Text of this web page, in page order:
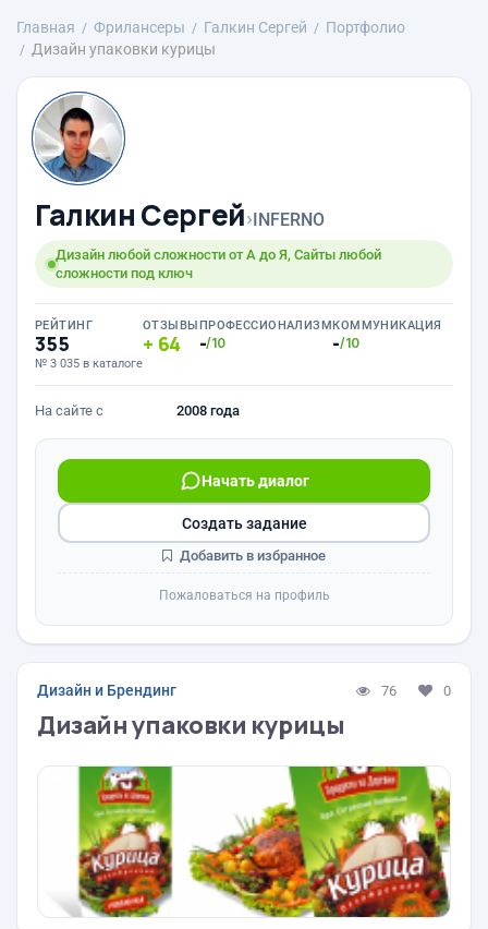
Главная Фрилансеры Галкин Сергей
Портфолио
Дизайн упаковки курицы
Галкин Сергей›INFERNO
Дизайн любой сложности от А до Я, Сайты любой
сложности под ключ
РЕЙТИНГ
355
№ 3 035 в каталоге
ОТЗЫВЫ
64
ПРОФЕССИОНАЛИЗМ
-/10
КОММУНИКАЦИЯ
-/10
На сайте с 2008 года
Начать диалог
Создать задание
Добавить в избранное
Пожаловаться на профиль
Дизайн и Брендинг 76 0
Дизайн упаковки курицы